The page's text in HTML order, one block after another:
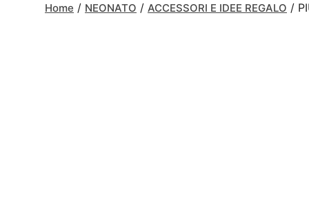
c
Home / NEONATO / ACCESSORI E IDEE REGALO /